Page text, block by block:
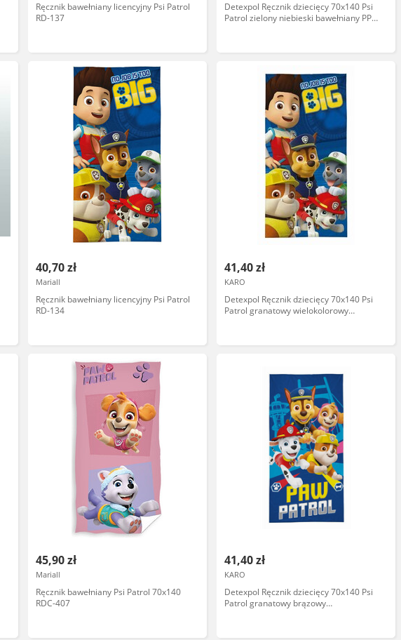
Ręcznik bawełniany licencyjny Psi Patrol
RD-137
Detexpol Ręcznik dziecięcy 70x140 Psi
Patrol zielony niebieski bawełniany PP
40,70 zł
Mariall
Ręcznik bawełniany licencyjny Psi Patrol
RD-134
41,40 zł
KARO
Detexpol Ręcznik dziecięcy 70x140 Psi
Patrol granatowy wielokolorowy
45,90 zł
Mariall
Ręcznik bawełniany Psi Patrol 70x140
RDC-407
41,40 zł
KARO
Detexpol Ręcznik dziecięcy 70x140 Psi
Patrol granatowy brązowy